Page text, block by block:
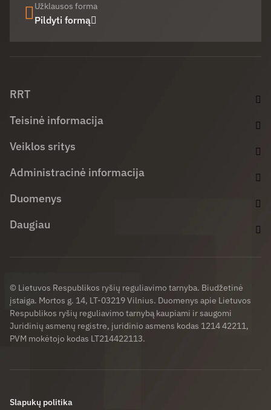
Užklausos forma
Pildyti formą
RRT
Teisinė informacija
Veiklos sritys
Administracinė informacija
Duomenys
Daugiau
© Lietuvos Respublikos ryšių reguliavimo tarnyba. Biudžetinė
įstaiga. Mortos g. 14, LT-03219 Vilnius. Duomenys apie Lietuvos
Respublikos ryšių reguliavimo tarnybą kaupiami ir saugomi
Juridinių asmenų registre, juridinio asmens kodas 1214 42211,
PVM mokėtojo kodas LT214422113.
Slapukų politika